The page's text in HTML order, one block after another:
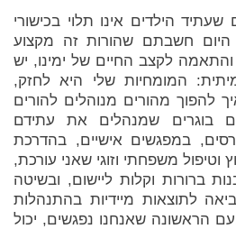
הילדים אינו תלוי בכישורי
חשבתם שהורות זה מקצוע
לקצב החיים של ימינו, יש
המומחיות שלי היא לחזק,
מהורים מנוהלים להורים
בוגרים שמנהלים את עתידם
במפגשים אישיים, בהדרכת
משפחתי וזוגי שאני עורכת,
ברורות וקלות ליישום, ובשיטה
לתוצאות מיידיות בהתנהלות
הראשונה שאנחנו נפגשים, יכול